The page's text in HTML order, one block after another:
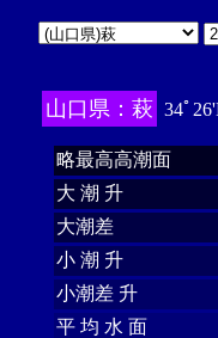
山口県：萩 34ﾟ
略最高高潮面
大 潮 升
大潮差
小 潮 升
小潮差 升
平 均 水 面